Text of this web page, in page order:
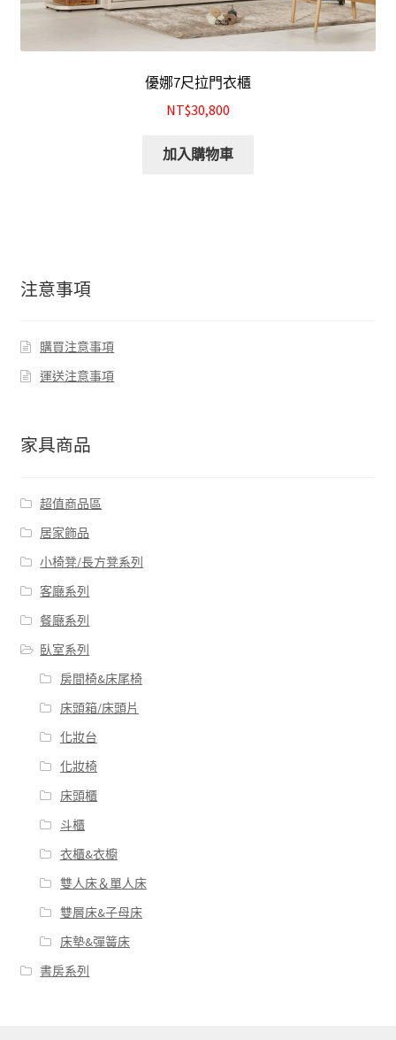
優娜7尺拉門衣櫃
NT$30,800
加入購物車
注意事項
購買注意事項
運送注意事項
家具商品
超值商品區
居家飾品
小椅凳/長方凳系列
客廰系列
餐廰系列
臥室系列
房間椅&床尾椅
床頭箱/床頭片
化妝台
化妝椅
床頭櫃
斗櫃
衣櫃&衣櫥
雙人床＆單人床
雙層床&子母床
床墊&彈簧床
書房系列